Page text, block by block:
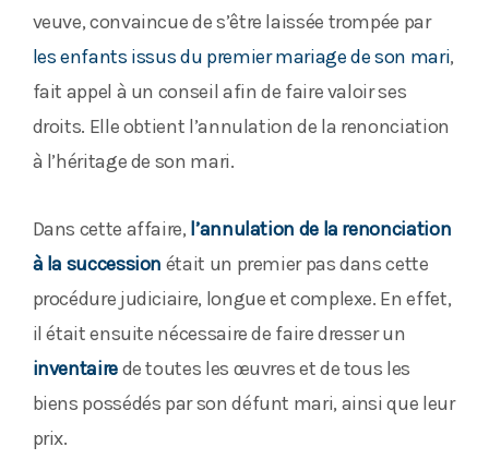
veuve, convaincue de s’être laissée trompée par
les enfants issus du premier mariage de son mari,
fait appel à un conseil afin de faire valoir ses
droits. Elle obtient l’annulation de la renonciation
à l’héritage de son mari.
Dans cette affaire, l’annulation de la renonciation
à la succession était un premier pas dans cette
procédure judiciaire, longue et complexe. En effet,
il était ensuite nécessaire de faire dresser un
inventairede toutes les œuvres et de tous les
biens possédés par son défunt mari, ainsi que leur
prix.